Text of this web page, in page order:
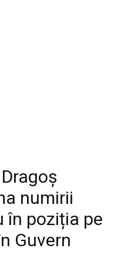
numirii
în poziția pe
Guvern